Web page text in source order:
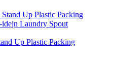
Up Plastic Packing